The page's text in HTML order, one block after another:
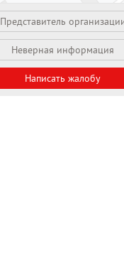
Представитель
Неверная информация
Написать жалобу